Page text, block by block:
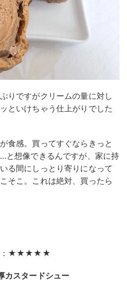
りですがクリームの量に対し
といけちゃう仕上がりでした
食感。買ってすぐならきっと
と想像できるんですが、家に持
る間にしっとり寄りになって
そこ。これは絶対、買ったら
度：★★★★★
スタードシュー